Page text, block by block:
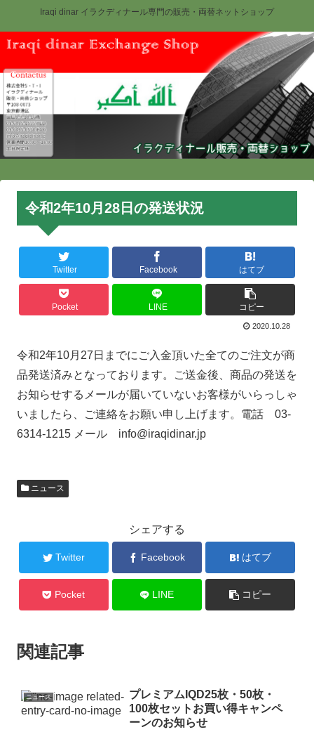
Iraqi dinar イラクディナール専門の販売・両替ネットショップ
令和2年10月28日の発送状況
Twitter Facebook はてブ
Pocket LINE コピー
2020.10.28
令和2年10月27日までにご入金頂いた全てのご注文が商
品発送済みとなっております。ご送金後、商品の発送を
お知らせするメールが届いていないお客様がいらっしゃ
いましたら、ご連絡をお願い申し上げます。電話 03-
6314-1215 メール info@iraqidinar.jp
ニュース
シェアする
Twitter Facebook はてブ
Pocket LINE コピー
関連記事
ニュース
プレミアムIQD25枚・50枚・
100枚セットお買い得キャンペ
ーンのお知らせ